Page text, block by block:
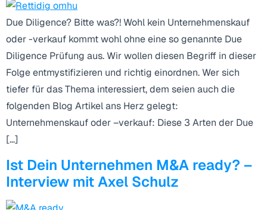
Due Diligence? Bitte was?! Wohl kein Unternehmenskauf
oder -verkauf kommt wohl ohne eine so genannte Due
Diligence Prüfung aus. Wir wollen diesen Begriff in dieser
Folge entmystifizieren und richtig einordnen. Wer sich
tiefer für das Thema interessiert, dem seien auch die
folgenden Blog Artikel ans Herz gelegt:
Unternehmenskauf oder –verkauf: Diese 3 Arten der Due
[…]
Ist Dein Unternehmen M&A ready? –
Interview mit Axel Schulz